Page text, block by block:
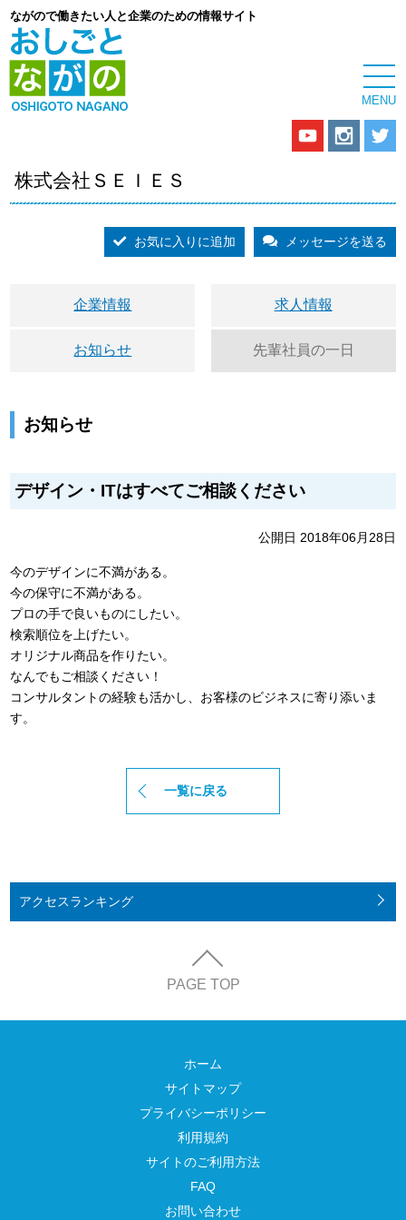
ながので働きたい人と企業のための情報サイト
株式会社ＳＥＩＥＳ
お気に入りに追加 メッセージを送る
企業情報 求人情報
お知らせ 先輩社員の一日
お知らせ
デザイン・ITはすべてご相談ください
公開日 2018年06月28日
今のデザインに不満がある。
今の保守に不満がある。
プロの手で良いものにしたい。
検索順位を上げたい。
オリジナル商品を作りたい。
なんでもご相談ください！
コンサルタントの経験も活かし、お客様のビジネスに寄り添いま
す。
一覧に戻る
アクセスランキング
PAGE TOP
ホーム
サイトマップ
プライバシーポリシー
利用規約
サイトのご利用方法
FAQ
お問い合わせ